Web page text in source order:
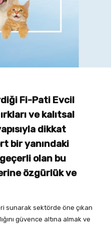
Fi-Pati Evcil
ve kalıtsal
dikkat
bir yanındaki
olan bu
özgürlük ve
sunarak sektörde öne çıkan
güvence altına almak ve